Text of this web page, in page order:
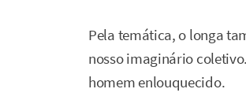
Pela temática, o longa
nosso imaginário
homem enlouquecido.